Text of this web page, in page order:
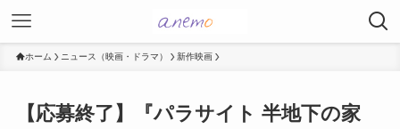
ホーム ニュース（映画・ドラマ） 新作映画
【応募終了】『パラサイト 半地下の家